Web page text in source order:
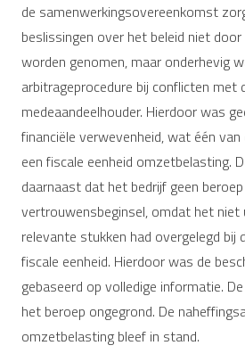
de samenwerkingsovereenkomst
beslissingen over het beleid niet
worden genomen, maar onderhevig
arbitrageprocedure bij conflicten met
medeaandeelhouder. Hierdoor was
financiële verwevenheid, wat één
een fiscale eenheid omzetbelasting.
daarnaast dat het bedrijf geen
vertrouwensbeginsel, omdat het niet
relevante stukken had overgelegd bij
fiscale eenheid. Hierdoor was de
gebaseerd op volledige informatie.
het beroep ongegrond. De
omzetbelasting bleef in stand.